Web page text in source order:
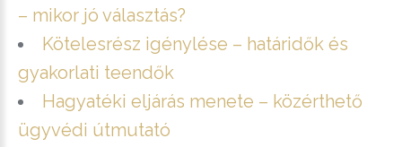
– mikor jó választás?
Kötelesrész igénylése – határidők és
gyakorlati teendők
Hagyatéki eljárás menete – közérthető
ügyvédi útmutató